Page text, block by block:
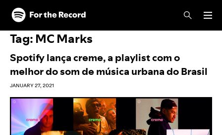
Skip to main content
Skip to footer
Tag: MC Marks
Spotify lança creme, a playlist com o
melhor do som de música urbana do Brasil
JANUARY 27, 2021